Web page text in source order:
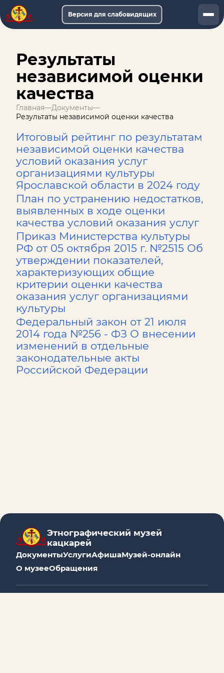
Услуги
Музей-онлайн
Обращения
Версия для слабовидящих
Результаты
независимой оценки
качества
Главная—Документы—
Результаты независимой оценки качества
Итоговый рейтинг по результатам
независимой оценки качества
условий оказания услуг
организациями культуры
Ярославской области в 2024 году
План по устранению недостатков,
выявленных в ходе оценки
качества условий оказания услуг
Приказ Министерства культуры
РФ от 05 октября 2015 г. №2515 Об
утверждении показателей,
характеризующих общие
критерии оценки качества
оказания услуг организациями
культуры
Федеральный закон от 21 июля
2014 года №256 - ФЗ О внесении
изменений в отдельные
законодательные акты
Российской Федерации
Этнографический музей
кацкарей
ДокументыУслугиАфишаМузей-онлайн
О музееОбращения